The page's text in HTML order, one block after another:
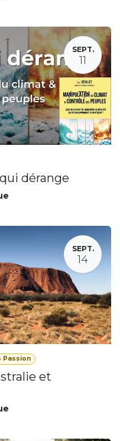
SEPT.
11
dérange
SEPT.
14
Passion
et